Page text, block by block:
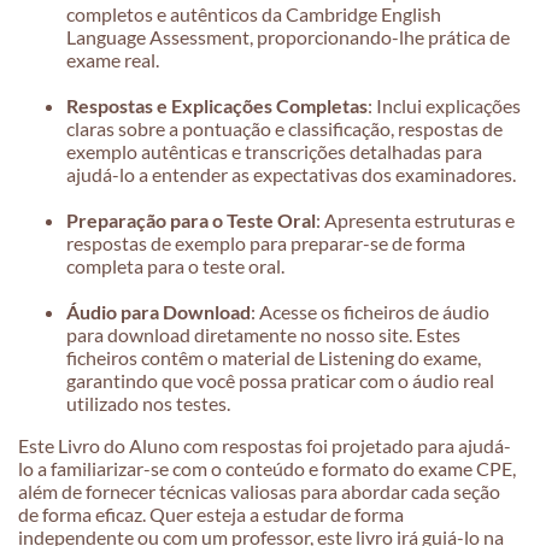
completos e autênticos da Cambridge English
Language Assessment, proporcionando-lhe prática de
exame real.
Respostas e Explicações Completas: Inclui explicações
claras sobre a pontuação e classificação, respostas de
exemplo autênticas e transcrições detalhadas para
ajudá-lo a entender as expectativas dos examinadores.
Preparação para o Teste Oral: Apresenta estruturas e
respostas de exemplo para preparar-se de forma
completa para o teste oral.
Áudio para Download: Acesse os ficheiros de áudio
para download diretamente no nosso site. Estes
ficheiros contêm o material de Listening do exame,
garantindo que você possa praticar com o áudio real
utilizado nos testes.
Este Livro do Aluno com respostas foi projetado para ajudá-
lo a familiarizar-se com o conteúdo e formato do exame CPE,
além de fornecer técnicas valiosas para abordar cada seção
de forma eficaz. Quer esteja a estudar de forma
independente ou com um professor, este livro irá guiá-lo na